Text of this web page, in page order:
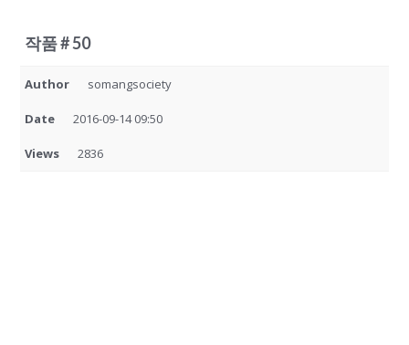
작품 # 50
Author somangsociety
Date 2016-09-14 09:50
Views 2836